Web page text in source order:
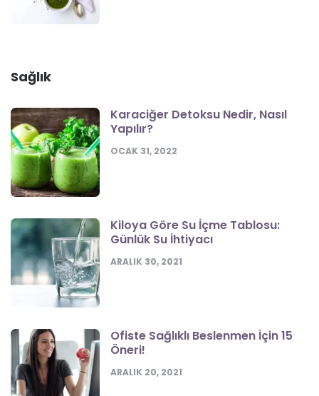
Sağlık
Karaciğer Detoksu Nedir, Nasıl
Yapılır?
OCAK 31, 2022
Kiloya Göre Su İçme Tablosu:
Günlük Su İhtiyacı
ARALIK 30, 2021
Ofiste Sağlıklı Beslenmen İçin 15
Öneri!
ARALIK 20, 2021